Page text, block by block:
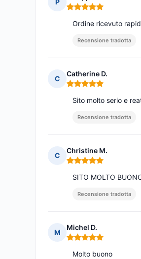
P
Nota: 5 su 5
Ordine ricevuto
Recensione tradotta
C
Catherine D.
Nota: 5 su 5
Sito molto serio e
Recensione tradotta
C
Christine M.
Nota: 5 su 5
SITO MOLTO
Recensione tradotta
M
Michel D.
Nota: 5 su 5
Molto buono